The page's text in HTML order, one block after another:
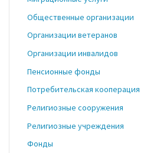
Общественные организации
Организации ветеранов
Организации инвалидов
Пенсионные фонды
Потребительская кооперация
Религиозные сооружения
Религиозные учреждения
Фонды